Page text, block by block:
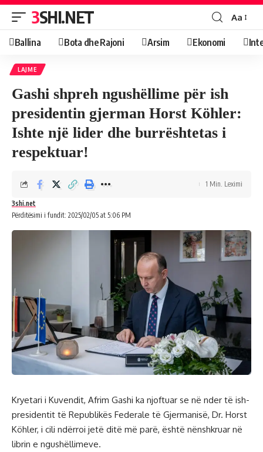
3SHI.NET Aa
Ballina Bota dhe Rajoni Arsim Ekonomi
LAJME
Gashi shpreh ngushëllime për ish
presidentin gjerman Horst Köhler:
Ishte një lider dhe burrështetas i
respektuar!
Përditësimi i fundit: 2025/02/05 at 5:06 PM
3shi.net
1 Min. Leximi
Kryetari i Kuvendit, Afrim Gashi ka njoftuar se në nder të ish-
presidentit të Republikës Federale të Gjermanisë, Dr. Horst
Köhler, i cili ndërroi jetë ditë më parë, është nënshkruar në
librin e ngushëllimeve.